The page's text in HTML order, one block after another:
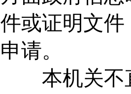
件或证明文
申请。
本机关不